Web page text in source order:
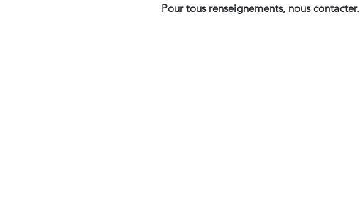
Pour tous renseignements, nous contacter.